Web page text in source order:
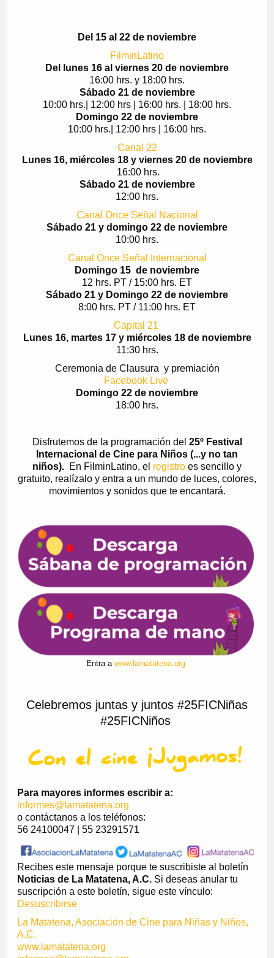
Del 15 al 22 de noviembre
FilminLatino
Del lunes 16 al viernes 20 de noviembre
16:00 hrs. y 18:00 hrs.
Sábado 21 de noviembre
10:00 hrs.| 12:00 hrs | 16:00 hrs. | 18:00 hrs.
Domingo 22 de noviembre
10:00 hrs.| 12:00 hrs | 16:00 hrs.
Canal 22
Lunes 16, miércoles 18 y viernes 20 de noviembre
16:00 hrs.
Sábado 21 de noviembre
12:00 hrs.
Canal Once Señal Nacional
Sábado 21 y domingo 22 de noviembre
10:00 hrs.
Canal Once Señal Internacional
Domingo 15 de noviembre
12 hrs. PT / 15:00 hrs. ET
Sábado 21 y Domingo 22 de noviembre
8:00 hrs. PT / 11:00 hrs. ET
Capital 21
Lunes 16, martes 17 y miércoles 18 de noviembre
11:30 hrs.
Ceremonia de Clausura y premiación
Facebook Live
Domingo 22 de noviembre
18:00 hrs.
Disfrutemos de la programación del 25º Festival
Internacional de Cine para Niños (...y no tan
niños). En FilminLatino, el registro es sencillo y
gratuito, realízalo y entra a un mundo de luces, colores,
movimientos y sonidos que te encantará.
Entra a www.lamatatena.org
Celebremos juntas y juntos #25FICNiñas
#25FICNiños
Para mayores informes escribir a:
informes@lamatatena.org
o contáctanos a los teléfonos:
56 24100047 | 55 23291571
Recibes este mensaje porque te suscribiste al boletín
Noticias de La Matatena, A.C.Si deseas anular tu
suscripción a este boletín, sigue este vínculo:
Desuscribirse
La Matatena, Asociación de Cine para Niñas y Niños,
A.C.
www.lamatatena.org